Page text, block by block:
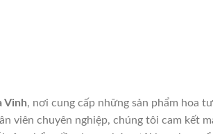
Vinh, nơi cung cấp những sản phẩm hoa
viên chuyên nghiệp, chúng tôi cam kết